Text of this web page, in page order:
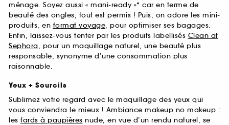
ménage. Soyez aussi « mani-ready »* car en terme de
beauté des ongles, tout est permis ! Puis, on adore les mini-
produits, en format voyage, pour optimiser ses bagages.
Enfin, laissez-vous tenter par les produits labellisés Clean at
Sephora, pour un maquillage naturel, une beauté plus
responsable, synonyme d’une consommation plus
raisonnable.
Yeux + Sourcils
Sublimez votre regard avec le maquillage des yeux qui
vous conviendra le mieux ! Ambiance makeup no makeup :
les fards à paupières nude, en vue d’un rendu naturel, se